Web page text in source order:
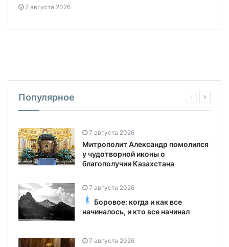
7 августа 2026
Популярное
7 августа 2026
Митрополит Александр помолился
у чудотворной иконы о
благополучии Казахстана
7 августа 2026
Боровое: когда и как все
начиналось, и кто все начинал
7 августа 2026